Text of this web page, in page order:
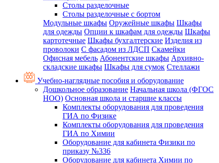
Столы разделочные
Столы разделочные с бортом
Модульные шкафы Оружейные шкафы Шкафы
для одежды Опции к шкафам для одежды Шкафы
картотечные Шкафы бухгалтерские Изделия из
проволоки С фасадом из ЛДСП Скамейки
Офисная мебель Абонентские шкафы Архивно-
складские шкафы Шкафы для сумок Стеллажи
Учебно-наглядные пособия и оборудование
Дошкольное образование Начальная школа (ФГОС
НОО) Основная школа и старшие классы
Комплекты оборудования для проведения
ГИА по Физике
Комплекты оборудования для проведения
ГИА по Химии
Оборудование для кабинета Физики по
приказу №336
Оборудование для кабинета Химии по